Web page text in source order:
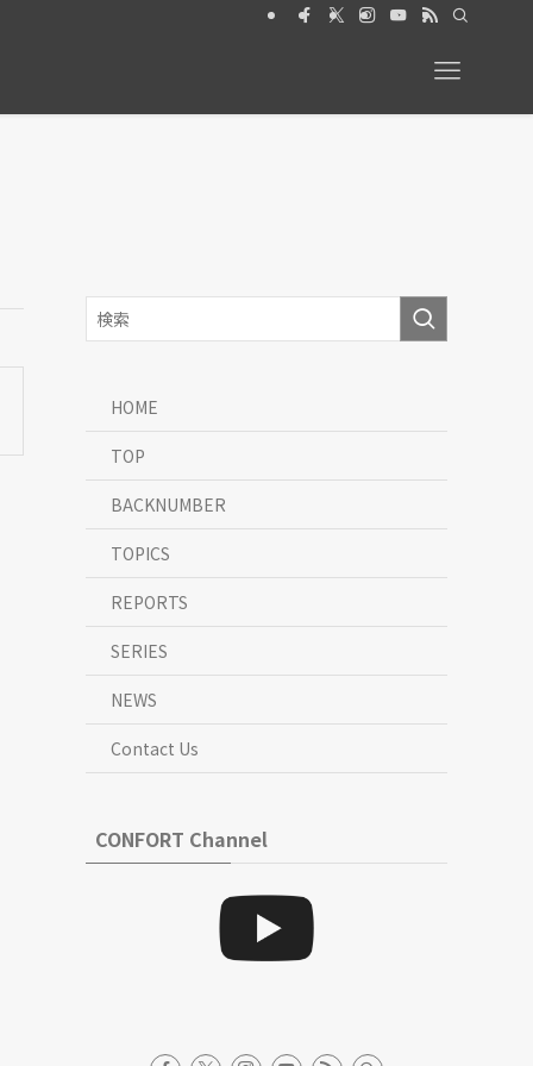
年6月号【特集】動物と暮らす 絶賛発売中
HOME
TOP
BACKNUMBER
TOPICS
REPORTS
SERIES
NEWS
Contact Us
CONFORT Channel